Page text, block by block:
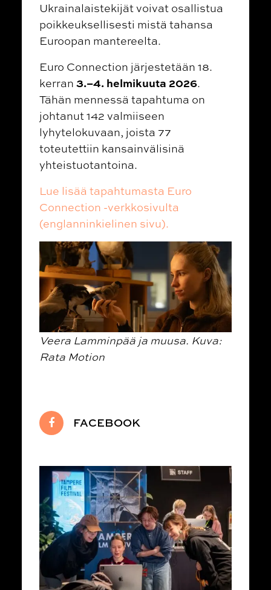
Ukrainalaistekijät voivat osallistua
poikkeuksellisesti mistä tahansa
Euroopan mantereelta.
Euro Connection järjestetään 18.
kerran 3.–4. helmikuuta 2026.
Tähän mennessä tapahtuma on
johtanut 142 valmiiseen
lyhytelokuvaan, joista 77
toteutettiin kansainvälisinä
yhteistuotantoina.
Lue lisää tapahtumasta Euro
Connection -verkkosivulta
(englanninkielinen sivu).
Veera Lamminpää ja muusa. Kuva:
Rata Motion
FACEBOOK